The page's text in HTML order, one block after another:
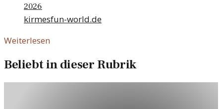
2026
kirmesfun-world.de
Weiterlesen
Beliebt in dieser Rubrik